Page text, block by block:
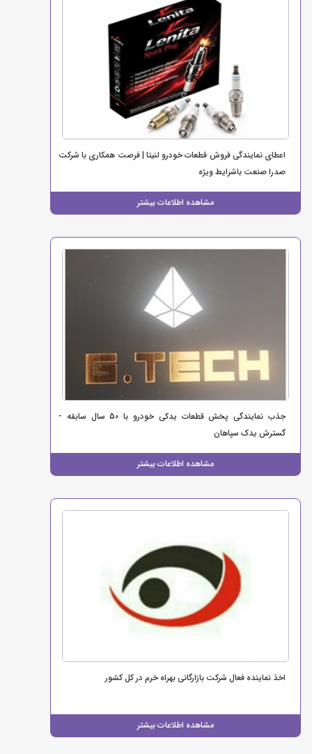
اعطای نمایندگی فروش قطعات خودرو لنیتا | فرصت همکاری با شرکت
صدرا صنعت باشرایط ویژه
مشاهده اطلاعات بیشتر
جذب نمایندگی پخش قطعات یدکی خودرو با 50 سال سابقه -
گسترش یدک سپاهان
مشاهده اطلاعات بیشتر
اخذ نماینده فعال شرکت بازارگانی بهراه خرم در کل کشور
مشاهده اطلاعات بیشتر